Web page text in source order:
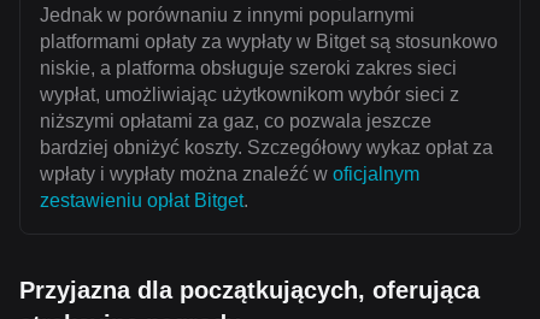
Jednak w porównaniu z innymi popularnymi
platformami opłaty za wypłaty w Bitget są stosunkowo
niskie, a platforma obsługuje szeroki zakres sieci
wypłat, umożliwiając użytkownikom wybór sieci z
niższymi opłatami za gaz, co pozwala jeszcze
bardziej obniżyć koszty. Szczegółowy wykaz opłat za
wpłaty i wypłaty można znaleźć w oficjalnym
zestawieniu opłat Bitget.
Przyjazna dla początkujących, oferująca